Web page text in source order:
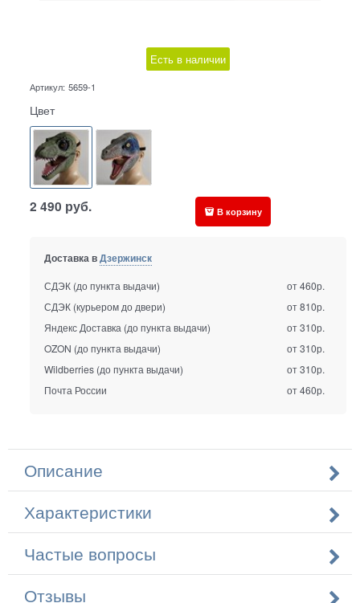
Есть в наличии
Артикул: 5659-1
Цвет
2 490 руб. В корзину
Доставка вДзержинск
СДЭК (до пункта выдачи)
от 460р.
СДЭК (курьером до двери)
от 810р.
Яндекс Доставка (до пункта выдачи)
от 310р.
OZON (до пункта выдачи)
от 310р.
Wildberries (до пункта выдачи)
от 310р.
Почта России
от 460р.
Описание
Характеристики
Частые вопросы
Отзывы